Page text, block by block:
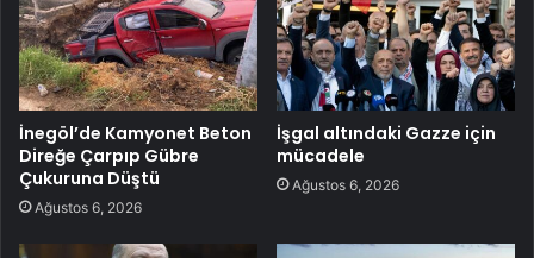
İnegöl’de Kamyonet Beton
Direğe Çarpıp Gübre
Çukuruna Düştü
Ağustos 6, 2026
İşgal altındaki Gazze için
mücadele
Ağustos 6, 2026